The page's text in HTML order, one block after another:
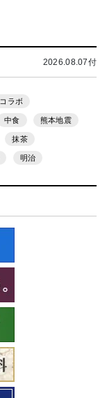
2026.08.07付
コラボ
中食 熊本地震
抹茶
明治